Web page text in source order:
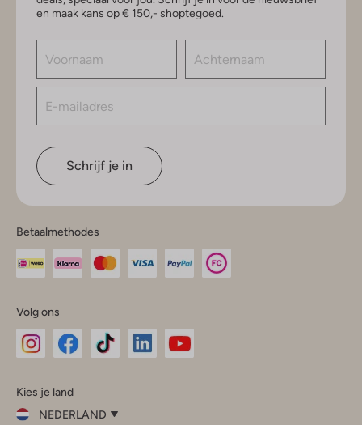
en maak kans op € 150,- shoptegoed.
Schrijf je in
Betaalmethodes
Volg ons
InstagramFacebook
Kies je land
NEDERLAND